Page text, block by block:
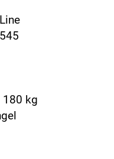
180 kg